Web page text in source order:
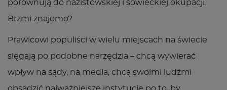
porównują do nazistowskiej i sowieckiej okupacji.
Brzmi znajomo?
Prawicowi populiści w wielu miejscach na świecie
sięgają po podobne narzędzia – chcą wywierać
wpływ na sądy, na media, chcą swoimi ludźmi